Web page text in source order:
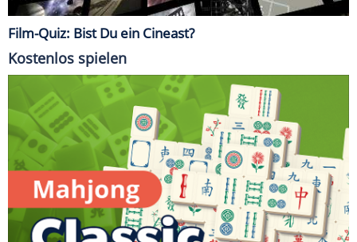
Film-Quiz: Bist Du ein Cineast?
Kostenlos spielen